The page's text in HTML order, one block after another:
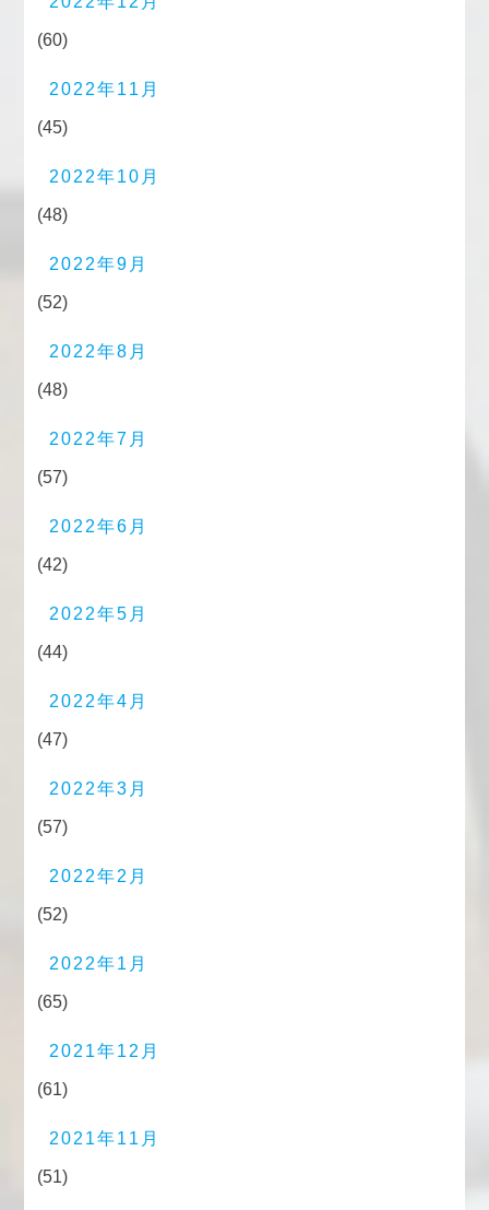
(60)
2022年11月
(45)
2022年10月
(48)
2022年9月
(52)
2022年8月
(48)
2022年7月
(57)
2022年6月
(42)
2022年5月
(44)
2022年4月
(47)
2022年3月
(57)
2022年2月
(52)
2022年1月
(65)
2021年12月
(61)
2021年11月
(51)